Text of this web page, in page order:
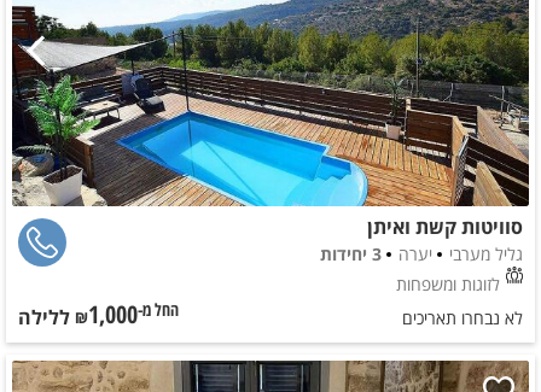
סוויטות קשת ואיתן
גליל מערבי יערה
3 יחידות
לזוגות ומשפחות
לא נבחרו תאריכים
החל מ-₪1,000 ללילה